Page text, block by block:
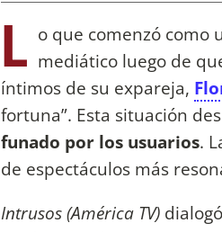
L o que comenzó como
mediático luego de
íntimos de su expareja,
fortuna”. Esta situación
funado por los usuarios.
de espectáculos más
Intrusos (América TV)